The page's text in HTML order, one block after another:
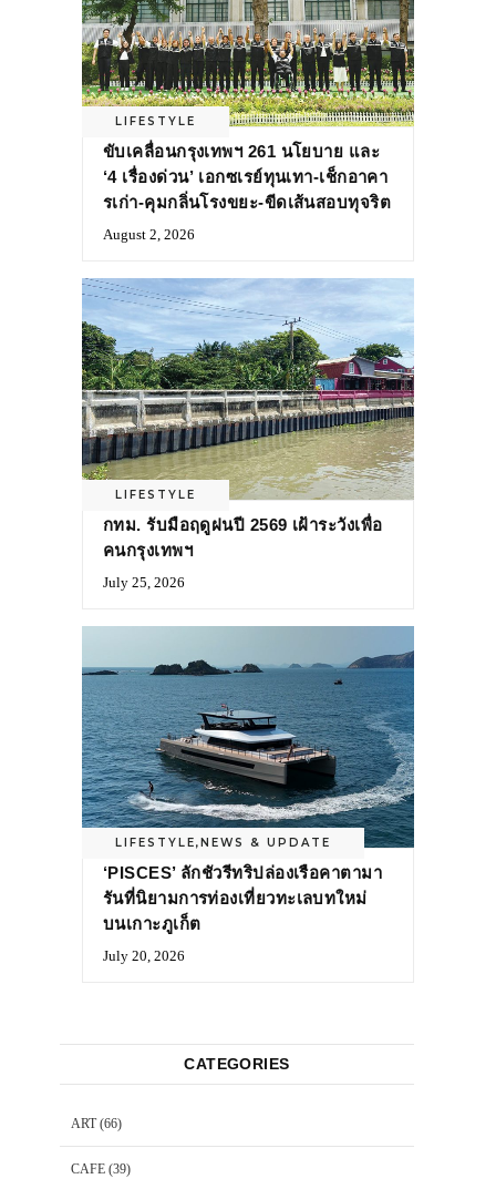
LIFESTYLE
ขับเคลื่อนกรุงเทพฯ 261 นโยบาย และ
‘4 เรื่องด่วน’ เอกซเรย์ทุนเทา-เช็กอาคา
รเก่า-คุมกลิ่นโรงขยะ-ขีดเส้นสอบทุจริต
August 2, 2026
LIFESTYLE
กทม. รับมือฤดูฝนปี 2569 เฝ้าระวังเพื่อ
คนกรุงเทพฯ
July 25, 2026
LIFESTYLE,NEWS & UPDATE
‘PISCES’ ลักชัวรีทริปล่องเรือคาตามา
รันที่นิยามการท่องเที่ยวทะเลบทใหม่
บนเกาะภูเก็ต
July 20, 2026
CATEGORIES
ART(66)
CAFE (39)